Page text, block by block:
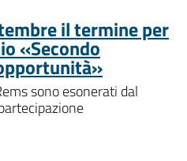
il termine per
«Secondo
sono esonerati dal